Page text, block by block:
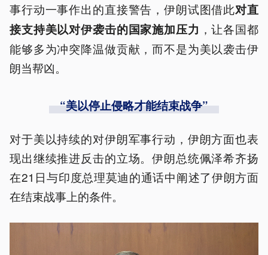
事行动一事作出的直接警告，伊朗试图借此对直
接支持美以对伊袭击的国家施加压力 ，让各国都
能够多为冲突降温做贡献，而不是为美以袭击伊
朗当帮凶。
“美以停止侵略才能结束战争”
对于美以持续的对伊朗军事行动，伊朗方面也表
现出继续推进反击的立场。伊朗总统佩泽希齐扬
在21日与印度总理莫迪的通话中阐述了伊朗方面
在结束战事上的条件。